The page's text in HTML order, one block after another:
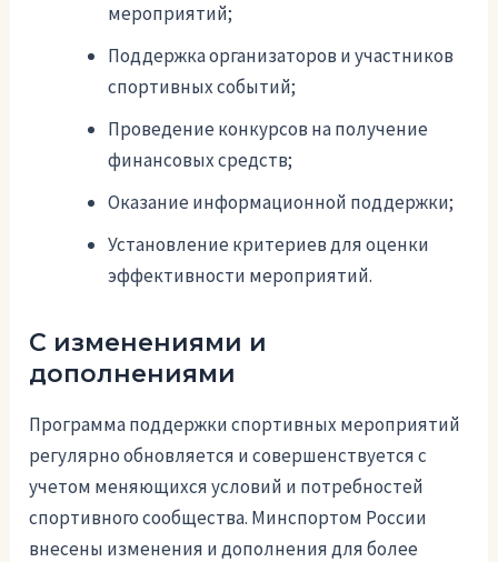
мероприятий;
Поддержка организаторов и участников
спортивных событий;
Проведение конкурсов на получение
финансовых средств;
Оказание информационной поддержки;
Установление критериев для оценки
эффективности мероприятий.
С изменениями и
дополнениями
Программа поддержки спортивных мероприятий
регулярно обновляется и совершенствуется с
учетом меняющихся условий и потребностей
спортивного сообщества. Минспортом России
внесены изменения и дополнения для более